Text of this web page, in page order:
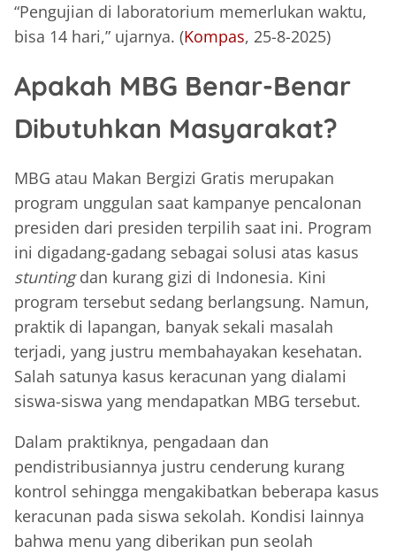
“Pengujian di laboratorium memerlukan waktu,
bisa 14 hari,” ujarnya. (Kompas, 25-8-2025)
Apakah MBG Benar-Benar
Dibutuhkan Masyarakat?
MBG atau Makan Bergizi Gratis merupakan
program unggulan saat kampanye pencalonan
presiden dari presiden terpilih saat ini. Program
ini digadang-gadang sebagai solusi atas kasus
stuntingdan kurang gizi di Indonesia. Kini
program tersebut sedang berlangsung. Namun,
praktik di lapangan, banyak sekali masalah
terjadi, yang justru membahayakan kesehatan.
Salah satunya kasus keracunan yang dialami
siswa-siswa yang mendapatkan MBG tersebut.
Dalam praktiknya, pengadaan dan
pendistribusiannya justru cenderung kurang
kontrol sehingga mengakibatkan beberapa kasus
keracunan pada siswa sekolah. Kondisi lainnya
bahwa menu yang diberikan pun seolah